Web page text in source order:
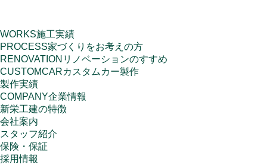
WORKS施工実績
PROCESS家づくりをお考えの方
RENOVATION リノベーションのすすめ
CUSTOMCARカスタムカー製作
製作実績
COMPANY企業情報
新栄工建の特徴
会社案内
スタッフ紹介
保険・保証
採用情報